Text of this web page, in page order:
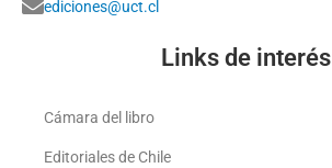
ediciones@uct.cl
Links de interés
Cámara del libro
Editoriales de Chile